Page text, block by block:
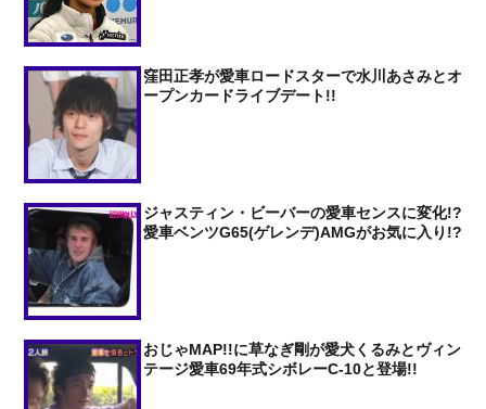
窪田正孝が愛車ロードスターで水川あさみとオ
ープンカードライブデート!!
ジャスティン・ビーバーの愛車センスに変化!?
愛車ベンツG65(ゲレンデ)AMGがお気に入り!?
おじゃMAP!!に草なぎ剛が愛犬くるみとヴィン
テージ愛車69年式シボレーC-10と登場!!